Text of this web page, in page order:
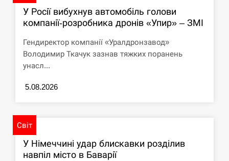
СЕРПЕНЬ
У зоопарку Токіо через спеку загинули три
левиці
СЕРПЕНЬ
Россияне ударили “Бардеролями” по Харькову,
У Росії вибухнув автомобіль голови
компанії-розробника дронів «Упир» – ЗМІ
Гендиректор компанії «Уралдронзавод»
Володимир Ткачук зазнав тяжких поранень
унасл...
5.08.2026
Світ
У Німеччині удар блискавки розділив
навпіл місто в Баварії